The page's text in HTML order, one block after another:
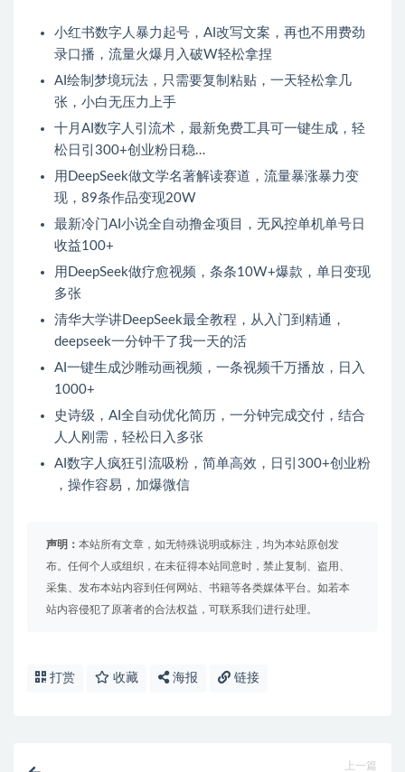
小红书数字人暴力起号，AI改写文案，再也不用费劲
录口播，流量火爆月入破W轻松拿捏
AI绘制梦境玩法，只需要复制粘贴，一天轻松拿几
张，小白无压力上手
十月AI数字人引流术，最新免费工具可一键生成，轻
松日引300+创业粉日稳…
用DeepSeek做文学名著解读赛道，流量暴涨暴力变
现，89条作品变现20W
最新冷门AI小说全自动撸金项目，无风控单机单号日
收益100+
用DeepSeek做疗愈视频，条条10W+爆款，单日变现
多张
清华大学讲DeepSeek最全教程，从入门到精通，
deepseek一分钟干了我一天的活
AI一键生成沙雕动画视频，一条视频千万播放，日入
1000+
史诗级，AI全自动优化简历，一分钟完成交付，结合
人人刚需，轻松日入多张
AI数字人疯狂引流吸粉，简单高效，日引300+创业粉
，操作容易，加爆微信
声明： 本站所有文章，如无特殊说明或标注，均为本站原创发
布。任何个人或组织，在未征得本站同意时，禁止复制、盗用、
采集、发布本站内容到任何网站、书籍等各类媒体平台。如若本
站内容侵犯了原著者的合法权益，可联系我们进行处理。
打赏 收藏 海报 链接
上一篇